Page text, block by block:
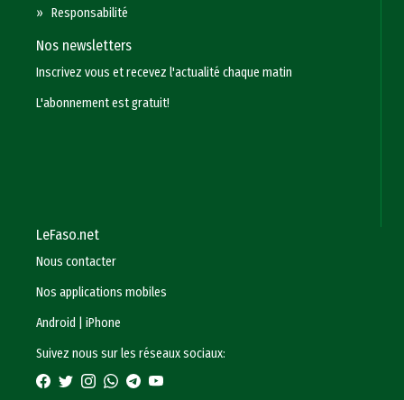
»Responsabilité
Nos newsletters
Inscrivez vous et recevez l'actualité chaque matin
L'abonnement est gratuit!
LeFaso.net
Nous contacter
Nos applications mobiles
Android |iPhone
Suivez nous sur les réseaux sociaux: